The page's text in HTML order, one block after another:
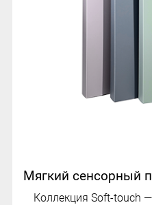
Коллекция Soft-touch